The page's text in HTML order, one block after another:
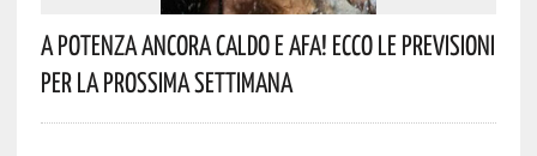
A Potenza Ancora Caldo E Afa! Ecco Le Previsioni
Per La Prossima Settimana